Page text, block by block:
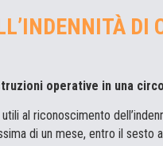
DI
operative in una
al riconoscimento
di un mese, entro il sesto